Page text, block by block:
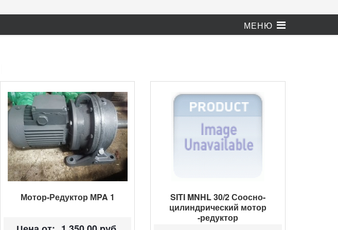
Мотор-Редуктор МPA 1
SITI MNHL 30/2 Соосно-
цилиндрический мотор
-редуктор